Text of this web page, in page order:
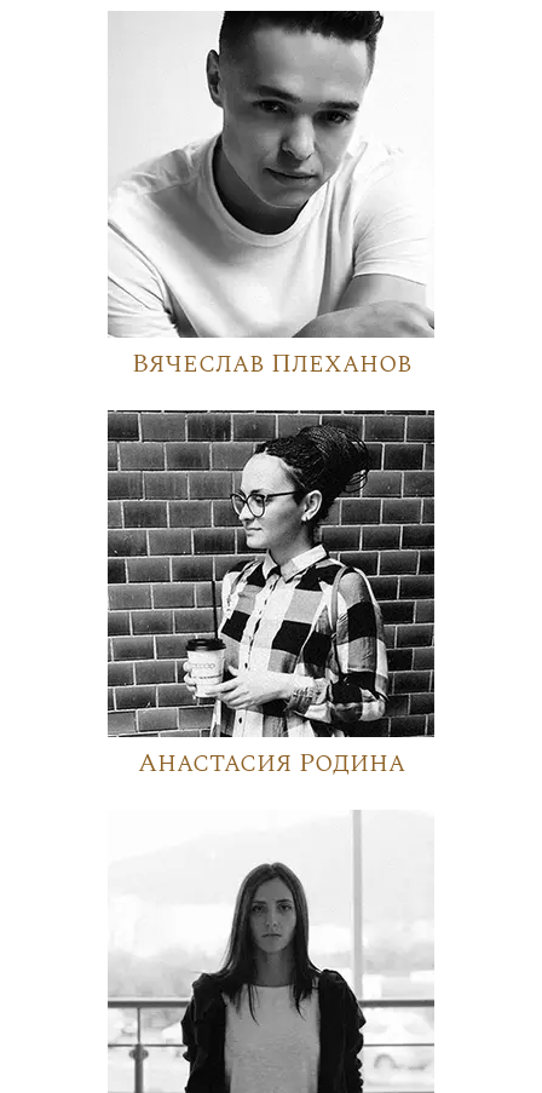
Вячеслав Плеханов
Анастасия Родина